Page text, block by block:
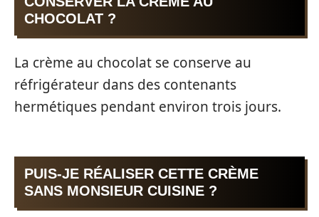
CHOCOLAT ?
La crème au chocolat se conserve au
réfrigérateur dans des contenants
hermétiques pendant environ trois jours.
PUIS-JE RÉALISER CETTE CRÈME
SANS MONSIEUR CUISINE ?